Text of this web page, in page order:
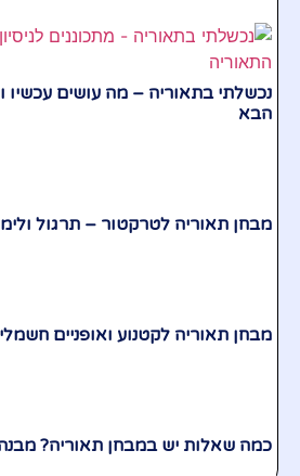
נכשלתי בתאוריה – מה עושים עכשיו
הבא
מבחן תאוריה לטרקטור – תרגול
מבחן תאוריה לקטנוע ואופניים
כמה שאלות יש במבחן תאוריה?